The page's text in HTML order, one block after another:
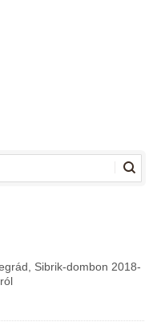
Sibrik-dombon 2018-